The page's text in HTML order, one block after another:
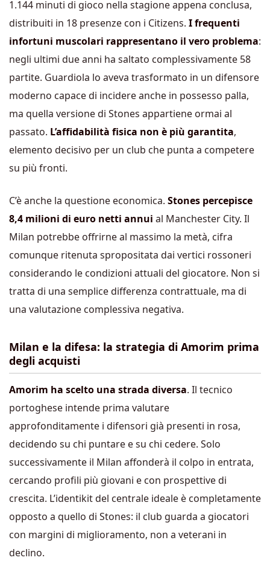
1.144 minuti di gioco nella stagione appena conclusa,
distribuiti in 18 presenze con i Citizens. I frequenti
infortuni muscolari rappresentano il vero problema:
negli ultimi due anni ha saltato complessivamente 58
partite. Guardiola lo aveva trasformato in un difensore
moderno capace di incidere anche in possesso palla,
ma quella versione di Stones appartiene ormai al
passato. L’affidabilità fisica non è più garantita,
elemento decisivo per un club che punta a competere
su più fronti.
C’è anche la questione economica. Stones percepisce
8,4 milioni di euro netti annui al Manchester City. Il
Milan potrebbe offrirne al massimo la metà, cifra
comunque ritenuta spropositata dai vertici rossoneri
considerando le condizioni attuali del giocatore. Non si
tratta di una semplice differenza contrattuale, ma di
una valutazione complessiva negativa.
Milan e la difesa: la strategia di Amorim prima
degli acquisti
Amorim ha scelto una strada diversa. Il tecnico
portoghese intende prima valutare
approfonditamente i difensori già presenti in rosa,
decidendo su chi puntare e su chi cedere. Solo
successivamente il Milan affonderà il colpo in entrata,
cercando profili più giovani e con prospettive di
crescita. L’identikit del centrale ideale è completamente
opposto a quello di Stones: il club guarda a giocatori
con margini di miglioramento, non a veterani in
declino.